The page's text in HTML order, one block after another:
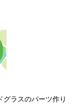
ラスのパーツ作り